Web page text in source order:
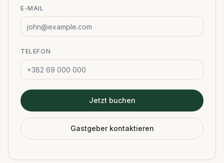
E-MAIL
TELEFON
Jetzt buchen
Gastgeber kontaktieren